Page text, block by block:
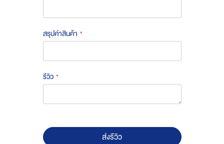
สรุปค่าสินค้า
รีวิว
ส่งรีวิว